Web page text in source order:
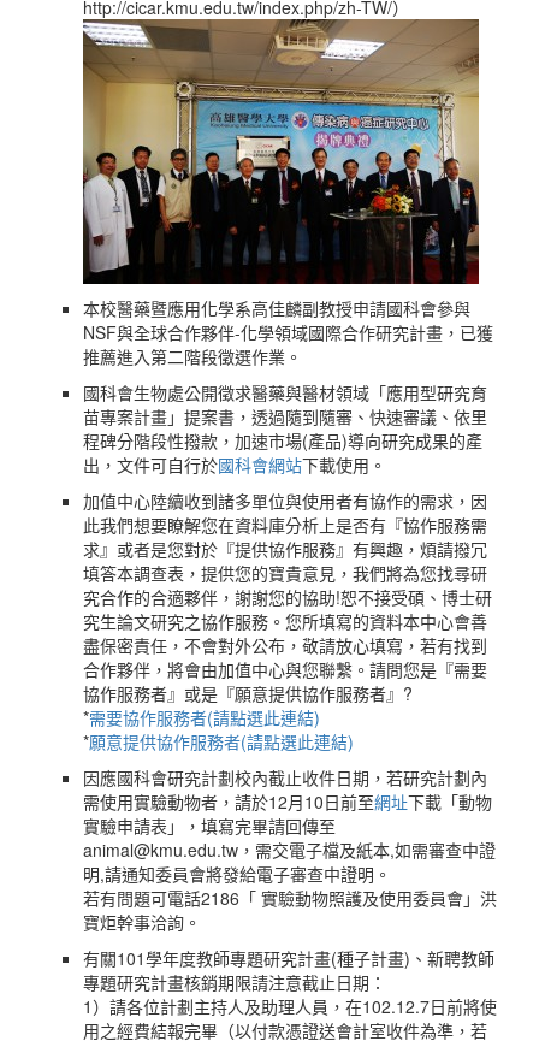
http://cicar.kmu.edu.tw/index.php/zh-TW/）
本校醫藥暨應用化學系高佳麟副教授申請國科會參與
NSF與全球合作夥伴-化學領域國際合作研究計畫，已獲
推薦進入第二階段徵選作業。
國科會生物處公開徵求醫藥與醫材領域「應用型研究育
苗專案計畫」提案書，透過隨到隨審、快速審議、依里
程碑分階段性撥款，加速市場(產品)導向研究成果的產
出，文件可自行於國科會網站下載使用。
加值中心陸續收到諸多單位與使用者有協作的需求，因
此我們想要瞭解您在資料庫分析上是否有『協作服務需
求』或者是您對於『提供協作服務』有興趣，煩請撥冗
填答本調查表，提供您的寶貴意見，我們將為您找尋研
究合作的合適夥伴，謝謝您的協助!恕不接受碩、博士研
究生論文研究之協作服務。您所填寫的資料本中心會善
盡保密責任，不會對外公布，敬請放心填寫，若有找到
合作夥伴，將會由加值中心與您聯繫。請問您是『需要
協作服務者』或是『願意提供協作服務者』?
*需要協作服務者(請點選此連結)
*願意提供協作服務者(請點選此連結)
因應國科會研究計劃校內截止收件日期，若研究計劃內
需使用實驗動物者，請於12月10日前至網址下載「動物
實驗申請表」，填寫完畢請回傳至
animal@kmu.edu.tw，需交電子檔及紙本,如需審查中證
明,請通知委員會將發給電子審查中證明。
若有問題可電話2186「 實驗動物照護及使用委員會」洪
寶炬幹事洽詢。
有關101學年度教師專題研究計畫(種子計畫)、新聘教師
專題研究計畫核銷期限請注意截止日期：
1）請各位計劃主持人及助理人員，在102.12.7日前將使
用之經費結報完畢（以付款憑證送會計室收件為準，若